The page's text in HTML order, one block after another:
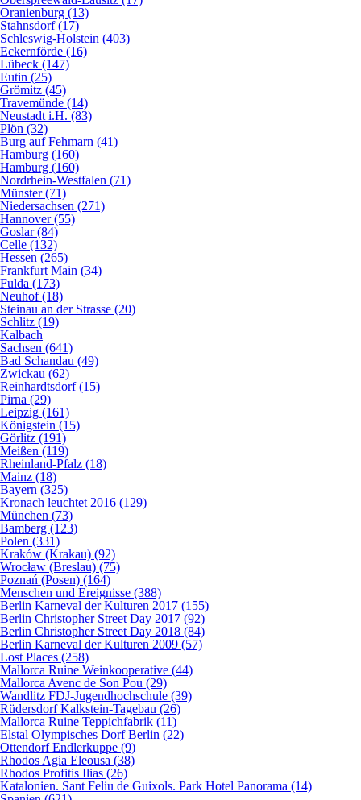
Oranienburg (13)
Stahnsdorf (17)
Schleswig-Holstein (403)
Eckernförde (16)
Lübeck (147)
Eutin (25)
Grömitz (45)
Travemünde (14)
Neustadt i.H. (83)
Plön (32)
Burg auf Fehmarn (41)
Hamburg (160)
Hamburg (160)
Nordrhein-Westfalen (71)
Münster (71)
Niedersachsen (271)
Hannover (55)
Goslar (84)
Celle (132)
Hessen (265)
Frankfurt Main (34)
Fulda (173)
Neuhof (18)
Steinau an der Strasse (20)
Schlitz (19)
Kalbach
Sachsen (641)
Bad Schandau (49)
Zwickau (62)
Reinhardtsdorf (15)
Pirna (29)
Leipzig (161)
Königstein (15)
Görlitz (191)
Meißen (119)
Rheinland-Pfalz (18)
Mainz (18)
Bayern (325)
Kronach leuchtet 2016 (129)
München (73)
Bamberg (123)
Polen (331)
Kraków (Krakau) (92)
Wrocław (Breslau) (75)
Poznań (Posen) (164)
Menschen und Ereignisse (388)
Berlin Karneval der Kulturen 2017 (155)
Berlin Christopher Street Day 2017 (92)
Berlin Christopher Street Day 2018 (84)
Berlin Karneval der Kulturen 2009 (57)
Lost Places (258)
Mallorca Ruine Weinkooperative (44)
Mallorca Avenc de Son Pou (29)
Wandlitz FDJ-Jugendhochschule (39)
Rüdersdorf Kalkstein-Tagebau (26)
Mallorca Ruine Teppichfabrik (11)
Elstal Olympisches Dorf Berlin (22)
Ottendorf Endlerkuppe (9)
Rhodos Agia Eleousa (38)
Rhodos Profitis Ilias (26)
Katalonien. Sant Feliu de Guixols. Park Hotel Panorama (14)